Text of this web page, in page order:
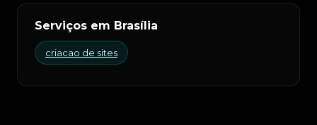
Serviços em Brasília
criacao de sites